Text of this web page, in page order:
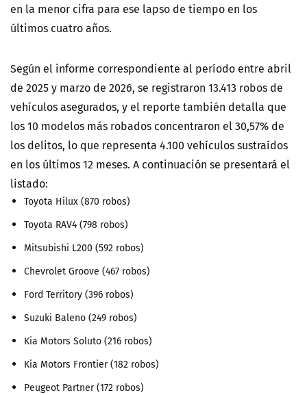
en la menor cifra para ese lapso de tiempo en los
últimos cuatro años.
Según el informe correspondiente al período entre abril
de 2025 y marzo de 2026, se registraron 13.413 robos de
vehículos asegurados, y el reporte también detalla que
los 10 modelos más robados concentraron el 30,57% de
los delitos, lo que representa 4.100 vehículos sustraídos
en los últimos 12 meses. A continuación se presentará el
listado:
Toyota Hilux (870 robos)
Toyota RAV4 (798 robos)
Mitsubishi L200 (592 robos)
Chevrolet Groove (467 robos)
Ford Territory (396 robos)
Suzuki Baleno (249 robos)
Kia Motors Soluto (216 robos)
Kia Motors Frontier (182 robos)
Peugeot Partner (172 robos)